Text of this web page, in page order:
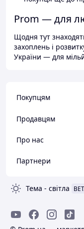
Prom — для
Щодня тут
захоплень і
України — для
Покупцям
Продавцям
Про нас
Партнери
Тема - світла